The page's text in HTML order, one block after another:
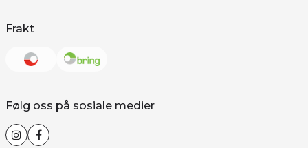
Frakt
Følg oss på sosiale medier